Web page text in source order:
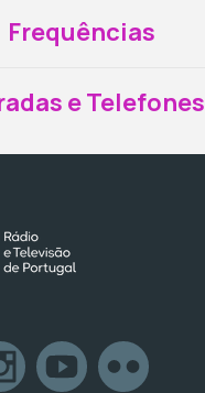
Frequências
e Telefones